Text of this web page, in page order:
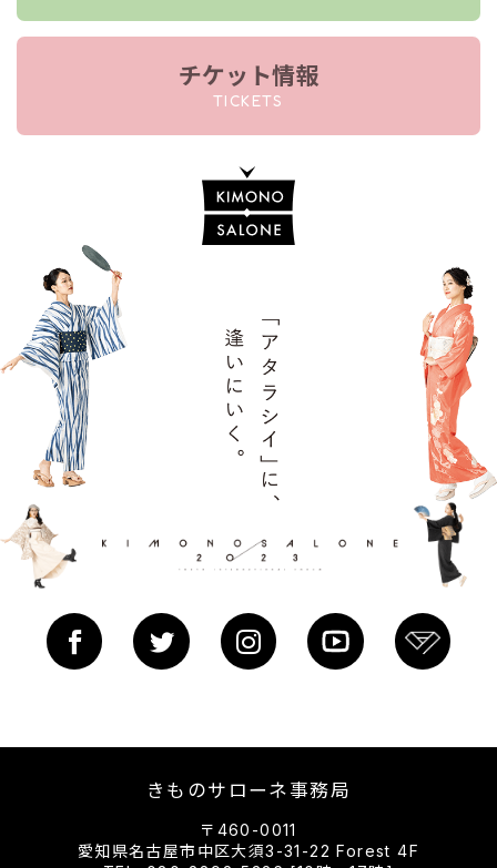
チケット情報
TICKETS
きものサローネ事務局
〒460-0011
愛知県名古屋市中区大須3-31-22 Forest 4F